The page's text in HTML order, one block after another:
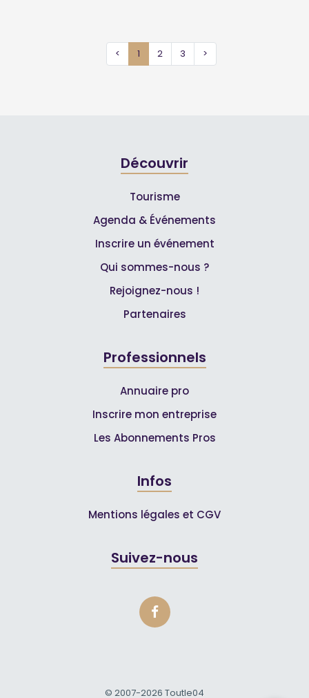
< 1 2 3 >
Découvrir
Tourisme
Agenda & Événements
Inscrire un événement
Qui sommes-nous ?
Rejoignez-nous !
Partenaires
Professionnels
Annuaire pro
Inscrire mon entreprise
Les Abonnements Pros
Infos
Mentions légales et CGV
Suivez-nous
© 2007-2026 Toutle04